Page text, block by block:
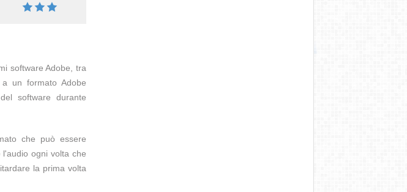
software Adobe, tra
un formato Adobe
software durante
che può essere
ogni volta che
la prima volta